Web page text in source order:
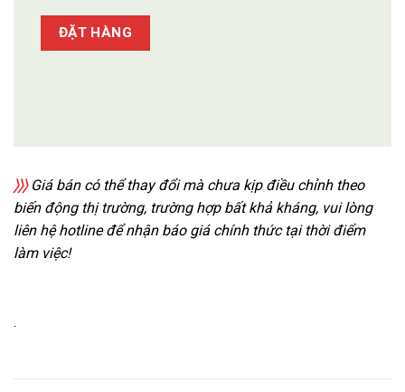
ĐẶT HÀNG
〉〉〉Giá bán có thể thay đổi mà chưa kịp điều chỉnh theo
biến động thị trường, trường hợp bất khả kháng, vui lòng
liên hệ hotline để nhận báo giá chính thức tại thời điểm
làm việc!
.